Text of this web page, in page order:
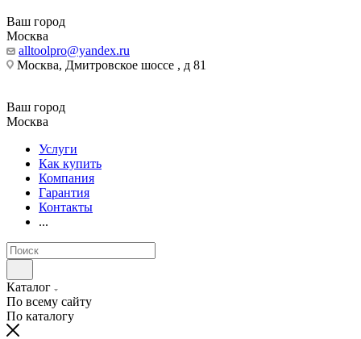
Ваш город
Москва
alltoolpro@yandex.ru
Москва, Дмитровское шоссе , д 81
Ваш город
Москва
Услуги
Как купить
Компания
Гарантия
Контакты
...
Каталог
По всему сайту
По каталогу